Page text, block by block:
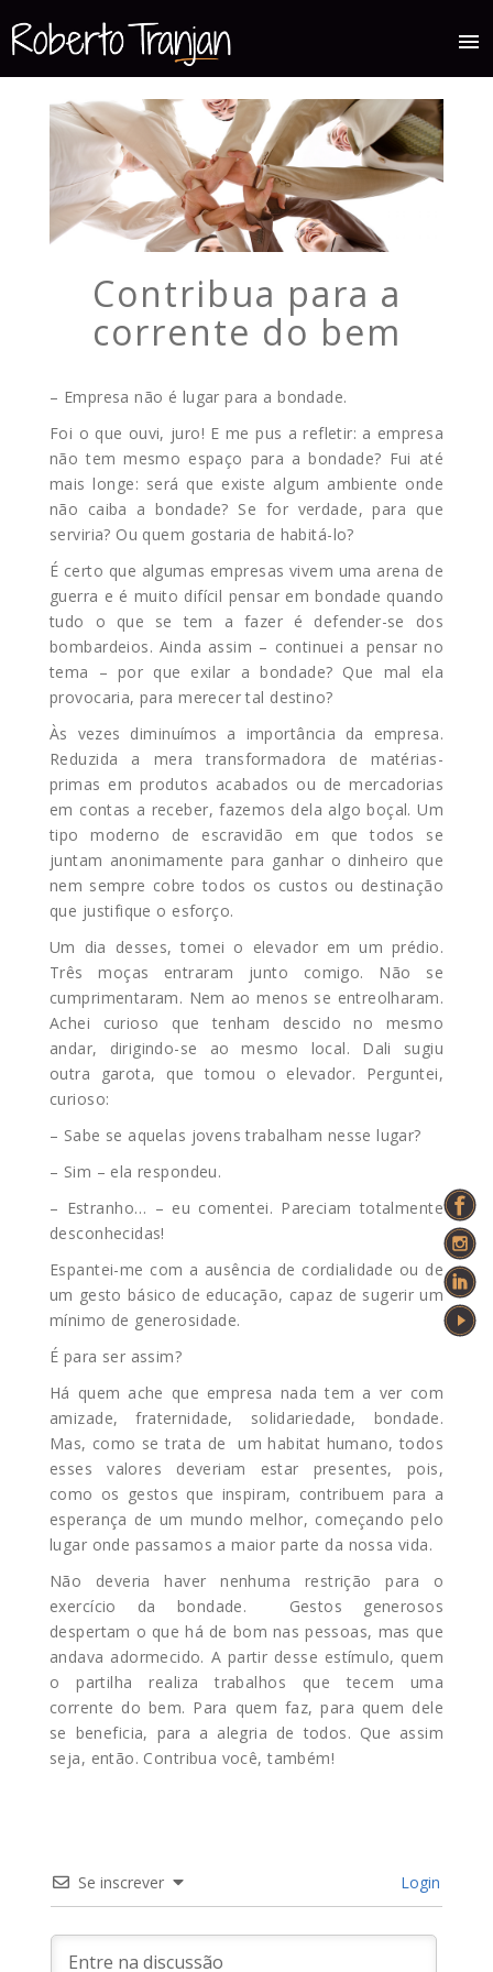
menu
Contribua para a
corrente do bem
– Empresa não é lugar para a bondade.
Foi o que ouvi, juro! E me pus a refletir: a empresa
não tem mesmo espaço para a bondade? Fui até
mais longe: será que existe algum ambiente onde
não caiba a bondade? Se for verdade, para que
serviria? Ou quem gostaria de habitá-lo?
É certo que algumas empresas vivem uma arena de
guerra e é muito difícil pensar em bondade quando
tudo o que se tem a fazer é defender-se dos
bombardeios. Ainda assim – continuei a pensar no
tema – por que exilar a bondade? Que mal ela
provocaria, para merecer tal destino?
Às vezes diminuímos a importância da empresa.
Reduzida a mera transformadora de matérias-
primas em produtos acabados ou de mercadorias
em contas a receber, fazemos dela algo boçal. Um
tipo moderno de escravidão em que todos se
juntam anonimamente para ganhar o dinheiro que
nem sempre cobre todos os custos ou destinação
que justifique o esforço.
Um dia desses, tomei o elevador em um prédio.
Três moças entraram junto comigo. Não se
cumprimentaram. Nem ao menos se entreolharam.
Achei curioso que tenham descido no mesmo
andar, dirigindo-se ao mesmo local. Dali sugiu
outra garota, que tomou o elevador. Perguntei,
curioso:
– Sabe se aquelas jovens trabalham nesse lugar?
– Sim – ela respondeu.
– Estranho… – eu comentei. Pareciam totalmente
desconhecidas!
Espantei-me com a ausência de cordialidade ou de
um gesto básico de educação, capaz de sugerir um
mínimo de generosidade.
É para ser assim?
Há quem ache que empresa nada tem a ver com
amizade, fraternidade, solidariedade, bondade.
Mas, como se trata de um habitat humano, todos
esses valores deveriam estar presentes, pois,
como os gestos que inspiram, contribuem para a
esperança de um mundo melhor, começando pelo
lugar onde passamos a maior parte da nossa vida.
Não deveria haver nenhuma restrição para o
exercício da bondade. Gestos generosos
despertam o que há de bom nas pessoas, mas que
andava adormecido. A partir desse estímulo, quem
o partilha realiza trabalhos que tecem uma
corrente do bem. Para quem faz, para quem dele
se beneficia, para a alegria de todos. Que assim
seja, então. Contribua você, também!
Se inscrever Login